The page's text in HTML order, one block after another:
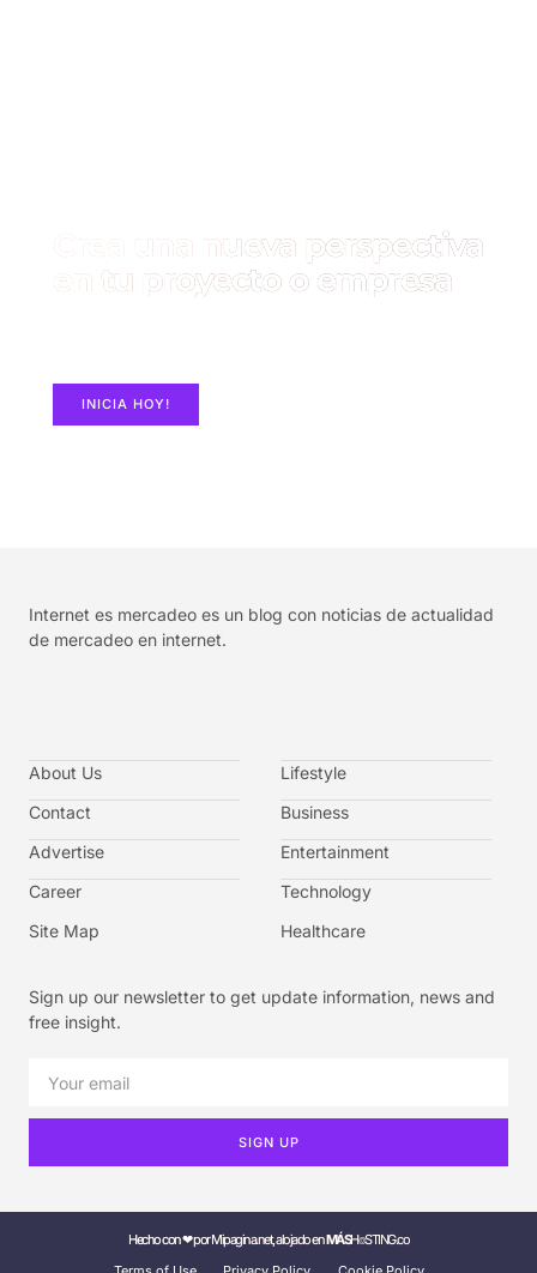
Crea una nueva perspectiva
en tu proyecto o empresa
INICIA HOY!
Internet es mercadeo es un blog con noticias de actualidad
de mercadeo en internet.
About Us
Contact
Advertise
Career
Site Map
Lifestyle
Business
Entertainment
Technology
Healthcare
Sign up our newsletter to get update information, news and
free insight.
SIGN UP
Hecho con ❤ por Mipagina.net, alojado enMÁSH⌾STING.co